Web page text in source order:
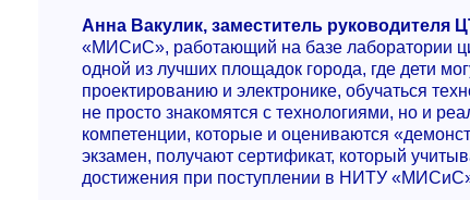
Анна Вакулик, заместитель
«МИСиС», работающий на базе лаборатории
одной из лучших площадок города, где дети
проектированию и электронике, обучаться
не просто знакомятся с технологиями, но и
компетенции, которые и оцениваются
экзамен, получают сертификат, который
достижения при поступлении в НИТУ